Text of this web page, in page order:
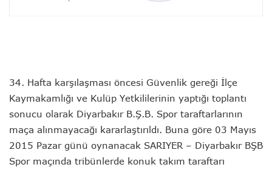
34. Hafta karşılaşması öncesi Güvenlik gereği İlçe
Kaymakamlığı ve Kulüp Yetkililerinin yaptığı toplantı
sonucu olarak Diyarbakır B.Ş.B. Spor taraftarlarının
maça alınmayacağı kararlaştırıldı. Buna göre 03 Mayıs
2015 Pazar günü oynanacak SARIYER – Diyarbakır BŞB
Spor maçında tribünlerde konuk takım taraftarı